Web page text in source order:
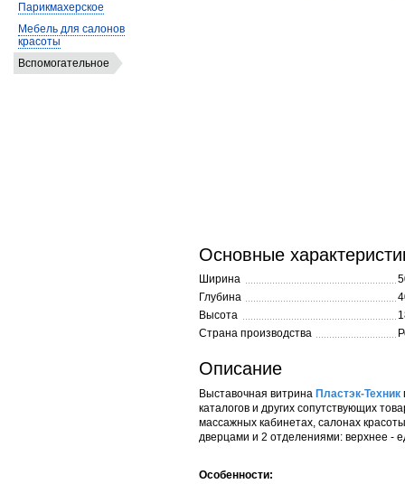
Основные
Ширина
Глубина
Высота
Страна производства
Описание
Выставочная витрина Пластэк-Техник
каталогов и других сопутствующих
массажных кабинетах, салонах
дверцами и 2 отделениями: верхнее -
Особенности:
Парикмахерское
Мебель для салонов
красоты
Вспомогательное